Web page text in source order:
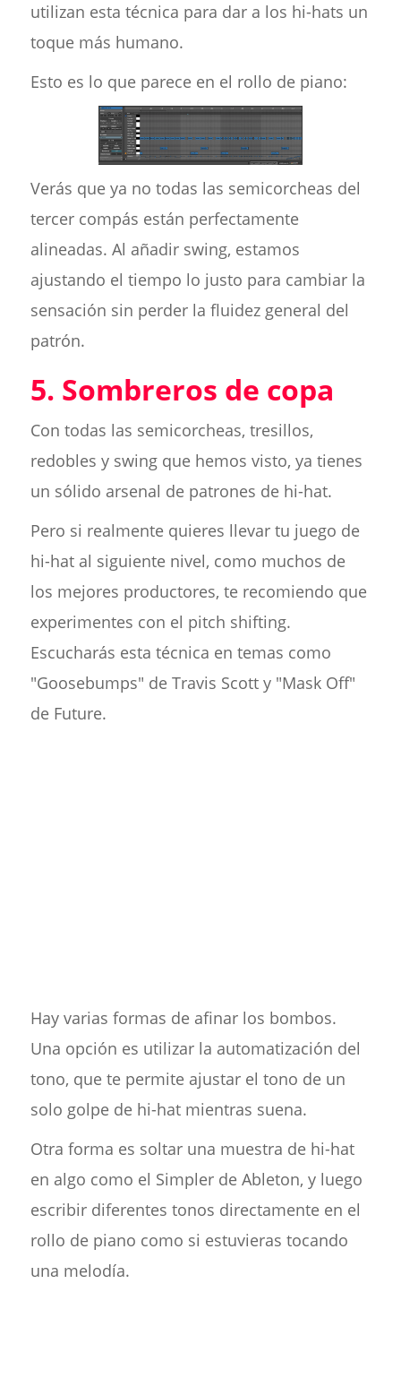
utilizan esta técnica para dar a los hi-hats un
toque más humano.
Esto es lo que parece en el rollo de piano:
Verás que ya no todas las semicorcheas del
tercer compás están perfectamente
alineadas. Al añadir swing, estamos
ajustando el tiempo lo justo para cambiar la
sensación sin perder la fluidez general del
patrón.
5. Sombreros de copa
Con todas las semicorcheas, tresillos,
redobles y swing que hemos visto, ya tienes
un sólido arsenal de patrones de hi-hat.
Pero si realmente quieres llevar tu juego de
hi-hat al siguiente nivel, como muchos de
los mejores productores, te recomiendo que
experimentes con el pitch shifting.
Escucharás esta técnica en temas como
"Goosebumps" de Travis Scott y "Mask Off"
de Future.
Hay varias formas de afinar los bombos.
Una opción es utilizar la automatización del
tono, que te permite ajustar el tono de un
solo golpe de hi-hat mientras suena.
Otra forma es soltar una muestra de hi-hat
en algo como el Simpler de Ableton, y luego
escribir diferentes tonos directamente en el
rollo de piano como si estuvieras tocando
una melodía.